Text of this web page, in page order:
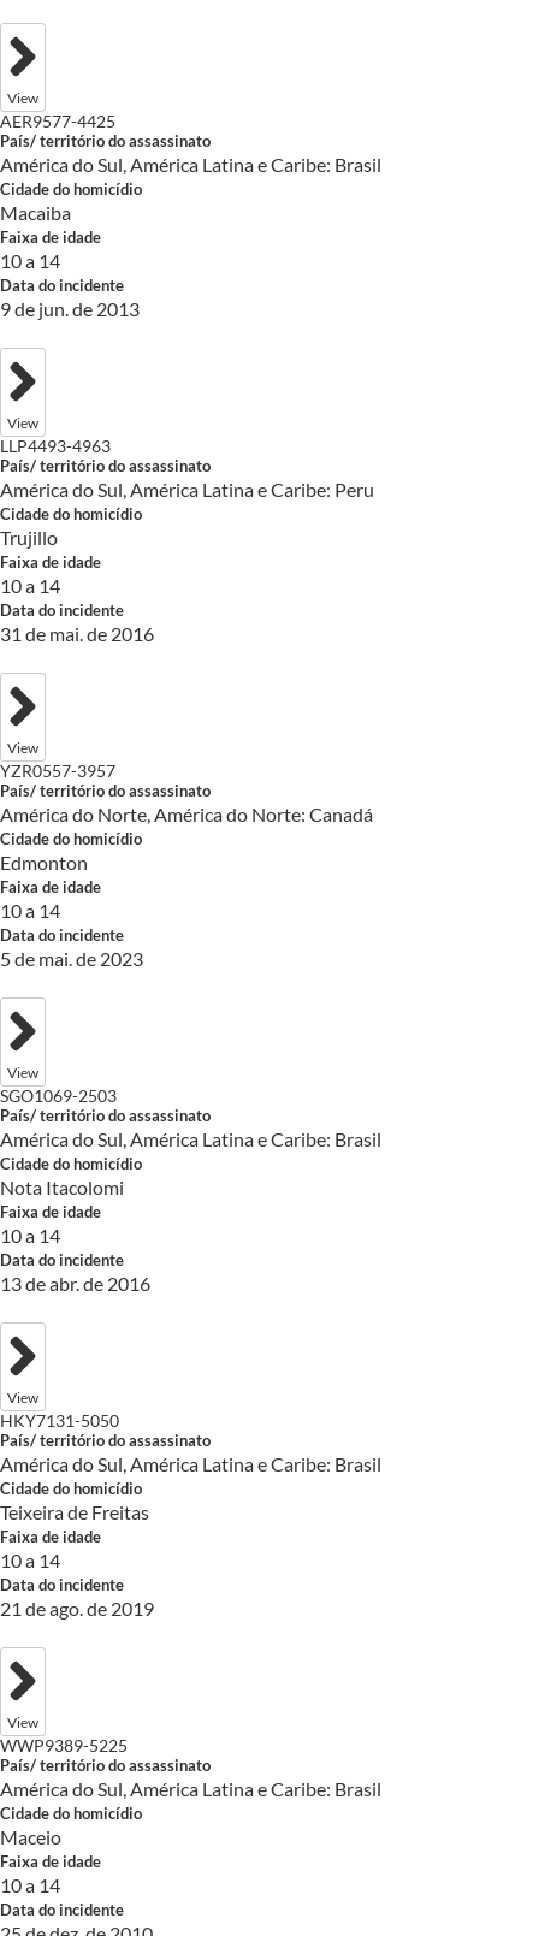
View
AER9577-4425
País/ território do assassinato
América do Sul, América Latina e Caribe: Brasil
Cidade do homicídio
Macaiba
Faixa de idade
10 a 14
Data do incidente
9 de jun. de 2013
View
LLP4493-4963
País/ território do assassinato
América do Sul, América Latina e Caribe: Peru
Cidade do homicídio
Trujillo
Faixa de idade
10 a 14
Data do incidente
31 de mai. de 2016
View
YZR0557-3957
País/ território do assassinato
América do Norte, América do Norte: Canadá
Cidade do homicídio
Edmonton
Faixa de idade
10 a 14
Data do incidente
5 de mai. de 2023
View
SGO1069-2503
País/ território do assassinato
América do Sul, América Latina e Caribe: Brasil
Cidade do homicídio
Nota Itacolomi
Faixa de idade
10 a 14
Data do incidente
13 de abr. de 2016
View
HKY7131-5050
País/ território do assassinato
América do Sul, América Latina e Caribe: Brasil
Cidade do homicídio
Teixeira de Freitas
Faixa de idade
10 a 14
Data do incidente
21 de ago. de 2019
View
WWP9389-5225
País/ território do assassinato
América do Sul, América Latina e Caribe: Brasil
Cidade do homicídio
Maceio
Faixa de idade
10 a 14
Data do incidente